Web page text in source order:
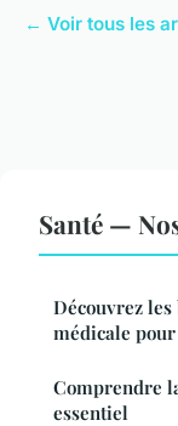
← Voir tous les
Santé —
Découvrez
médicale
Comprendre
essentiel